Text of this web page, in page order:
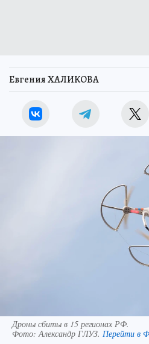
Евгения ХАЛИКОВА
Дроны сбиты в 15 регионах РФ.
Фото:Александр ГЛУЗ. Перейти в